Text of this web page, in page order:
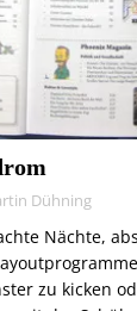
Dühning
Nächte,
zu kicken